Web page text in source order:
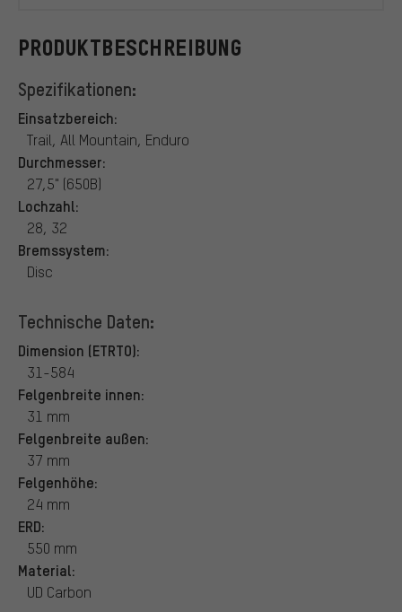
PRODUKTBESCHREIBUNG
Spezifikationen:
Einsatzbereich:
Trail, All Mountain, Enduro
Durchmesser:
27,5" (650B)
Lochzahl:
28, 32
Bremssystem:
Disc
Technische Daten:
Dimension (ETRTO):
31-584
Felgenbreite innen:
31 mm
Felgenbreite außen:
37 mm
Felgenhöhe:
24 mm
ERD:
550 mm
Material:
UD Carbon